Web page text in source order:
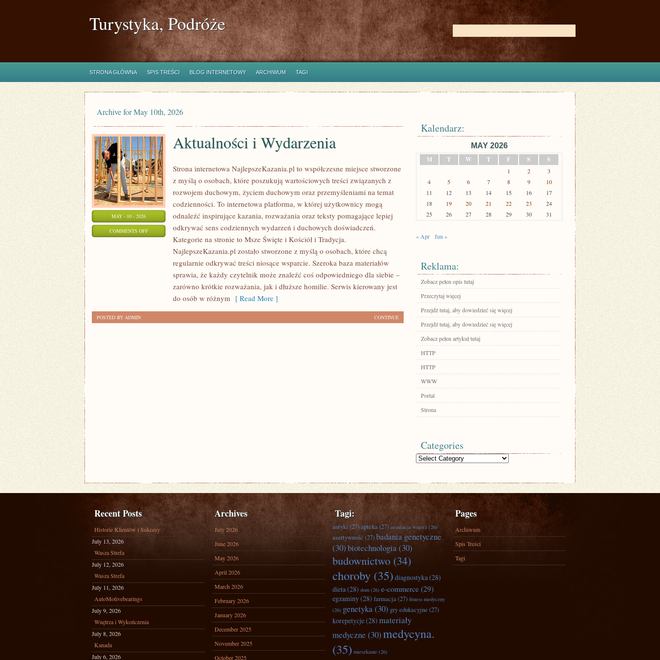
Turystyka, Podróże
STRONA GŁÓWNA SPIS TREŚCI BLOG INTERNETOWY ARCHIWUM TAGI
Archive for May 10th, 2026
MAY - 10 - 2026
COMMENTS OFFON
AKTUALNOŚCI
WYDARZENIA
Aktualności i Wydarzenia
Strona internetowa NajlepszeKazania.pl to współczesne miejsce stworzone
z myślą o osobach, które poszukują wartościowych treści związanych z
rozwojem duchowym, życiem duchowym oraz przemyśleniami na temat
codzienności. To internetowa platforma, w której użytkownicy mogą
odnaleźć inspirujące kazania, rozważania oraz teksty pomagające lepiej
odkrywać sens codziennych wydarzeń i duchowych doświadczeń.
Kategorie na stronie to Msze Święte i Kościół i Tradycja.
NajlepszeKazania.pl zostało stworzone z myślą o osobach, które chcą
regularnie odkrywać treści niosące wsparcie. Szeroka baza materiałów
sprawia, że każdy czytelnik może znaleźć coś odpowiedniego dla siebie –
zarówno krótkie rozważania, jak i dłuższe homilie. Serwis kierowany jest
do osób w różnym [ Read More ]
CONTINUE
POSTED BY ADMIN
Kalendarz:
MAY 2026
M
T W T F S S
1 2
3
4
5 6 7 8 9
10
11
12 13 14 15 16
17
18
19 20 21 22 23
24
25
26 27 28 29 30 31
« Apr Jun »
Reklama:
Zobacz pełen opis tutaj
Przeczytaj więcej
Przejdź tutaj, aby dowiedzieć się więcej
Przejdź tutaj, aby dowiedzieć się więcej
Zobacz pełen artykuł tutaj
HTTP
HTTP
WWW
Portal
Strona
Categories
Categories
Recent Posts
Historie Klientów i Sukcesy
July 13, 2026
Wasza Strefa
July 12, 2026
Wasza Strefa
July 11, 2026
AutoMotivebearings
July 9, 2026
Wnętrza i Wykończenia
July 8, 2026
Kanada
July 6, 2026
Archives
July 2026
June 2026
May 2026
April 2026
March 2026
February 2026
January 2026
December 2025
November 2025
October 2025
Tagi:
antyki(27)apteka(27) aranżacja wnętrz (26)
asertywność (27)badania genetyczne
(30)biotechnologia(30)
budownictwo (34)
choroby (35) diagnostyka(28)
dieta(28) dom (26) e-commerce(29)
egzaminy(28) farmacja(27) fitness medyczny
(26) genetyka(30) gry edukacyjne (27)
korepetycje(28) materiały
medyczne (30)medycyna.
(35) mieszkanie (26)
Pages
Archiwum
Spis Treści
Tagi